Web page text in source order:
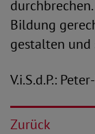
Bildung
gestalten und
V.i.S.d.P.:
Zurück